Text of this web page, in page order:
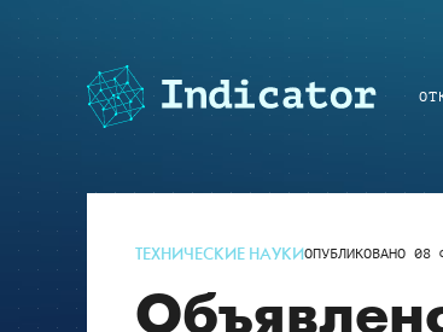
ТЕХНИЧЕСКИЕ НАУКИОПУБЛИКОВАНО 08